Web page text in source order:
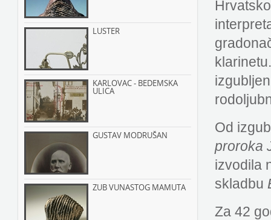
LUSTER
KARLOVAC - BEDEMSKA
ULICA
GUSTAV MODRUŠAN
ZUB VUNASTOG MAMUTA
Od
proroka
izvodila
skladbu
Za 42